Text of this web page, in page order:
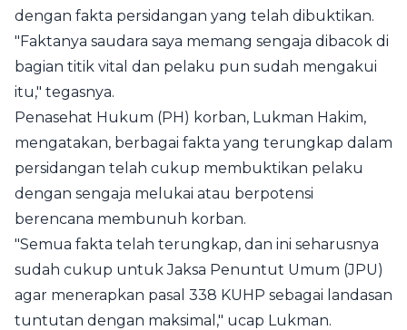
dengan fakta persidangan yang telah dibuktikan.
"Faktanya saudara saya memang sengaja dibacok di
bagian titik vital dan pelaku pun sudah mengakui
itu," tegasnya.
Penasehat Hukum (PH) korban, Lukman Hakim,
mengatakan, berbagai fakta yang terungkap dalam
persidangan telah cukup membuktikan pelaku
dengan sengaja melukai atau berpotensi
berencana membunuh korban.
"Semua fakta telah terungkap, dan ini seharusnya
sudah cukup untuk Jaksa Penuntut Umum (JPU)
agar menerapkan pasal 338 KUHP sebagai landasan
tuntutan dengan maksimal," ucap Lukman.